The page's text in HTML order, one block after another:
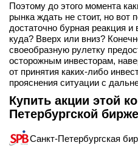
Поэтому до этого момента
рынка ждать не стоит, но вот
достаточно бурная реакция и
куда? Вверх или вниз?
своеобразную рулетку
осторожным инвесторам,
от принятия каких-либо
прояснения ситуации с
Купить акции этой
Петербургской бирже
Санкт-Петербургская